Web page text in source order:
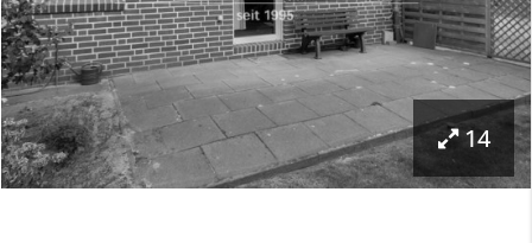
14